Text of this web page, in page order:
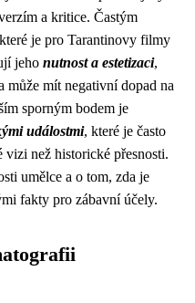
a kritice. Častým
je pro Tarantinovy filmy
jeho nutnost a estetizaci,
mít negativní dopad na
sporným bodem je
událostmi, které je často
vizi než historické přesnosti.
umělce a o tom, zda je
fakty pro zábavní účely.